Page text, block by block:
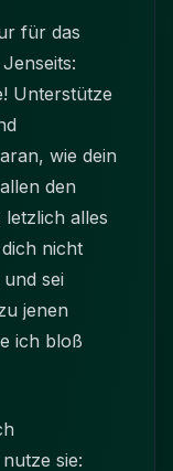
für das
Unterstütze
wie dein
den
alles
nicht
sei
jenen
ich bloß
sie: